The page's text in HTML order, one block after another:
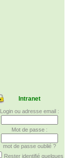
Intranet
Login ou adresse email :
Mot de passe :
mot de passe oublié ?
Rester identifié quelques